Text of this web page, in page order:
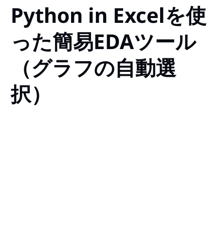
Python in Excelを使
った簡易EDAツール
（グラフの自動選
択）